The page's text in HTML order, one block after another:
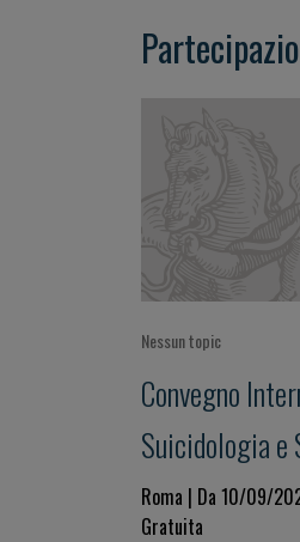
Nessun topic
Convegno
Suicidologia e
XX EDIZIONE
Roma | Da 10/09/
Gratuita